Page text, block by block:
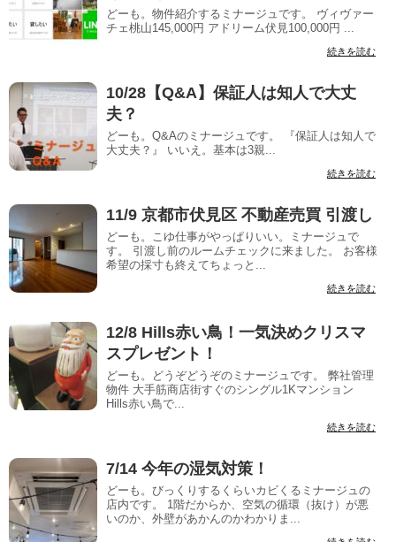
どーも。物件紹介するミナージュです。 ヴィヴァー
チェ桃山145,000円 アドリーム伏見100,000円 ...
続きを読む
10/28【Q&A】保証人は知人で大丈
夫？
どーも。Q&Aのミナージュです。 『保証人は知人で
大丈夫？』 いいえ。基本は3親...
続きを読む
11/9 京都市伏見区 不動産売買 引渡し
どーも。こゆ仕事がやっぱりいい。ミナージュで
す。 引渡し前のルームチェックに来ました。 お客様
希望の採寸も終えてちょっと...
続きを読む
12/8 Hills赤い鳥！一気決めクリスマ
スプレゼント！
どーも。どうぞどうぞのミナージュです。 弊社管理
物件 大手筋商店街すぐのシングル1Kマンション
Hills赤い鳥で...
続きを読む
7/14 今年の湿気対策！
どーも。びっくりするくらいカビくるミナージュの
店内です。 1階だからか、空気の循環（抜け）が悪
いのか、外壁があかんのかわかりま...